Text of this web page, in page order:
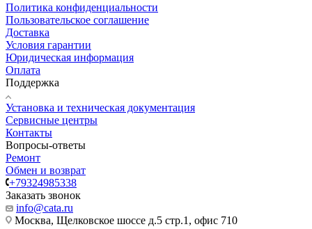
Политика конфиденциальности
Пользовательское соглашение
Доставка
Условия гарантии
Юридическая информация
Оплата
Поддержка
Установка и техническая документация
Сервисные центры
Контакты
Вопросы-ответы
Ремонт
Обмен и возврат
+79324985338
Заказать звонок
info@cata.ru
Москва, Щелковское шоссе д.5 стр.1, офис 710